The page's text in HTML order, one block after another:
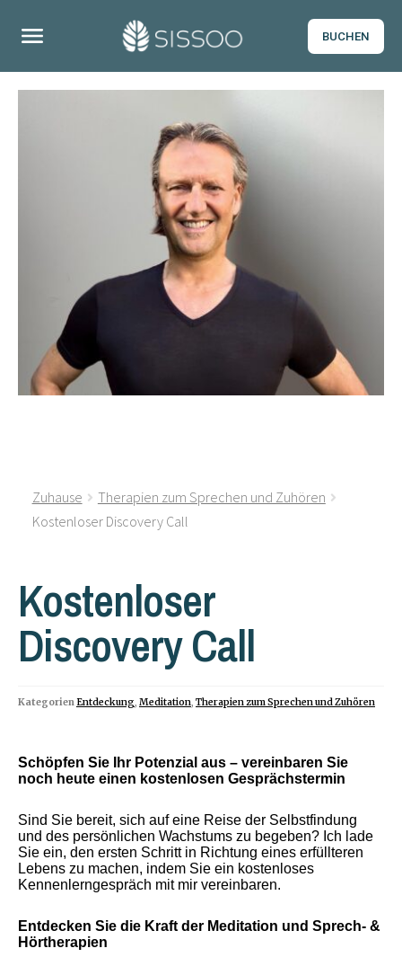
BUCHEN
Zuhause
Therapien zum Sprechen und Zuhören
Kostenloser Discovery Call
Kostenloser
Discovery Call
KategorienEntdeckung, Meditation, Therapien zum Sprechen und Zuhören
Schöpfen Sie Ihr Potenzial aus – vereinbaren Sie
noch heute einen kostenlosen Gesprächstermin
Sind Sie bereit, sich auf eine Reise der Selbstfindung
und des persönlichen Wachstums zu begeben? Ich lade
Sie ein, den ersten Schritt in Richtung eines erfüllteren
Lebens zu machen, indem Sie ein kostenloses
Kennenlerngespräch mit mir vereinbaren.
Entdecken Sie die Kraft der Meditation und Sprech- &
Hörtherapien